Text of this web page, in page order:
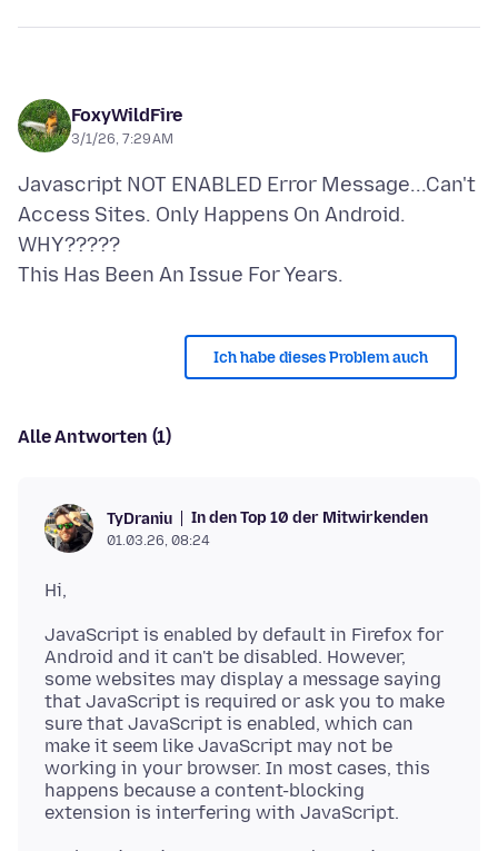
FoxyWildFire
3/1/26, 7:29 AM
Javascript NOT ENABLED Error Message...Can't
Access Sites. Only Happens On Android.
WHY?????
Ich habe dieses Problem auch
Alle Antworten (1)
TyDraniu In den Top 10 der Mitwirkenden
01.03.26, 08:24
JavaScript is enabled by default in Firefox for
Android and it can't be disabled. However,
some websites may display a message saying
that JavaScript is required or ask you to make
sure that JavaScript is enabled, which can
make it seem like JavaScript may not be
working in your browser. In most cases, this
happens because a content-blocking